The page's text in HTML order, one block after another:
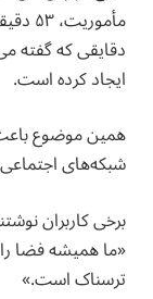
دقایقی که گفته
ایجاد کرده است.
شبکه‌های
برخی کاربران
«ما همیشه فضا
ترسناک است.»